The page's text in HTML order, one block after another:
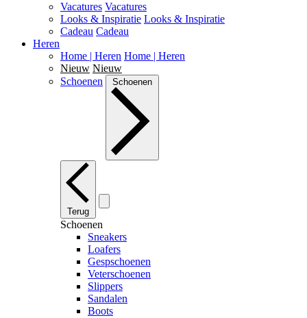
Vacatures Vacatures
Looks & Inspiratie Looks & Inspiratie
Cadeau Cadeau
Heren
Home | Heren Home | Heren
Nieuw Nieuw
Schoenen
Schoenen
Terug
Schoenen
Sneakers
Loafers
Gespschoenen
Veterschoenen
Slippers
Sandalen
Boots